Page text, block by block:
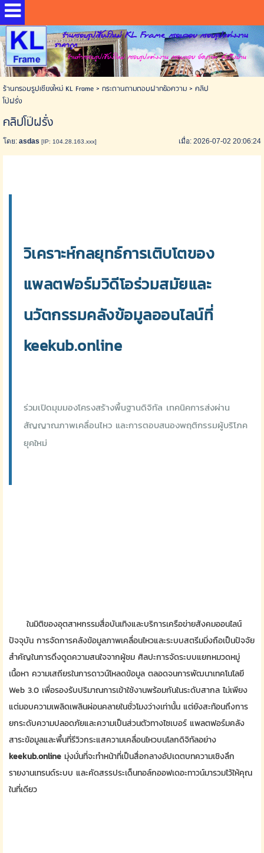
ร้านกรอบรูปเชียงใหม่ KL Frame กรอบลอย กรอบรูปแต่งงาน
ราคาถูก
ร้านทำกรอบรูปเชียงใหม่ กรอบรูปแต่งงาน กรอบลอย อัดภาพ ส่งถึงบ้าน
ร้านกรอบรูปเชียงใหม่ KL Frame> กระดานถามตอบฝากข้อความ> คลิป
โป๊ฝรั่ง
คลิปโป๊ฝรั่ง
โดย:asdas [IP: 104.28.163.xxx] เมื่อ: 2026-07-02 20:06:24
วิเคราะห์กลยุทธ์การเติบโตของ
แพลตฟอร์มวิดีโอร่วมสมัยและ
นวัตกรรมคลังข้อมูลออนไลน์ที่
keekub.online
ร่วมเปิดมุมมองโครงสร้างพื้นฐานดิจิทัล เทคนิคการส่งผ่าน
สัญญาณภาพเคลื่อนไหว และการตอบสนองพฤติกรรมผู้บริโภค
ยุคใหม่
ในมิติของอุตสาหกรรมสื่อบันเทิงและบริการเครือข่ายสังคมออนไลน์
ปัจจุบัน การจัดการคลังข้อมูลภาพเคลื่อนไหวและระบบสตรีมมิ่งถือเป็นปัจจัย
สำคัญในการดึงดูดความสนใจจากผู้ชม ศิลปะการจัดระบบแยกหมวดหมู่
เนื้อหา ความเสถียรในการดาวน์โหลดข้อมูล ตลอดจนการพัฒนาเทคโนโลยี
Web 3.0 เพื่อรองรับปริมาณการเข้าใช้งานพร้อมกันในระดับสากล ไม่เพียง
แต่มอบความเพลิดเพลินผ่อนคลายในชั่วโมงว่างเท่านั้น แต่ยังสะท้อนถึงการ
ยกระดับความปลอดภัยและความเป็นส่วนตัวทางไซเบอร์ แพลตฟอร์มคลัง
สาระข้อมูลและพื้นที่รีวิวกระแสความเคลื่อนไหวบนโลกดิจิทัลอย่าง
keekub.onlineมุ่งมั่นที่จะทำหน้าที่เป็นสื่อกลางอัปเดตบทความเชิงลึก
รายงานเทรนด์ระบบ และคัดสรรประเด็นทอล์กออฟเดอะทาวน์มารวมไว้ให้คุณ
ในที่เดียว